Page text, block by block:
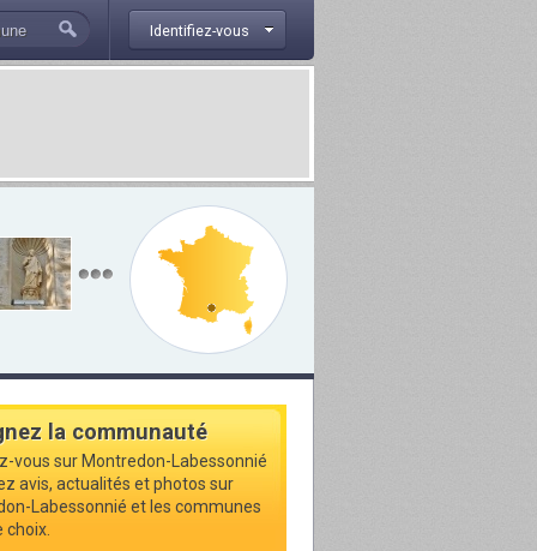
Identifiez-vous
la communauté
vous sur Montredon-Labessonnié
avis, actualités et photos sur
Labessonnié et les communes
choix.